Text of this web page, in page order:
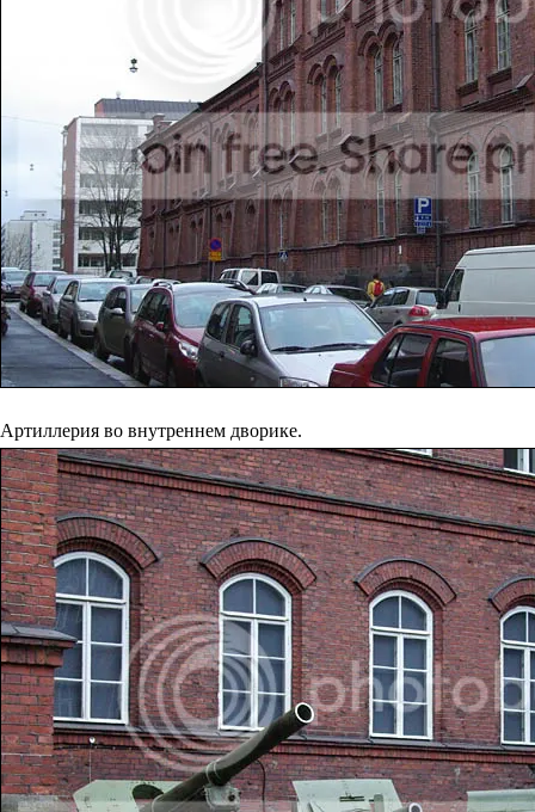
Артиллерия во внутреннем дворике.